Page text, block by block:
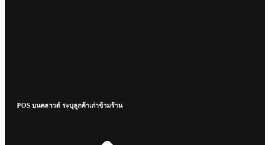
POS บนคลาวด์ ระบุลูกค้าเก่าข้ามร้าน